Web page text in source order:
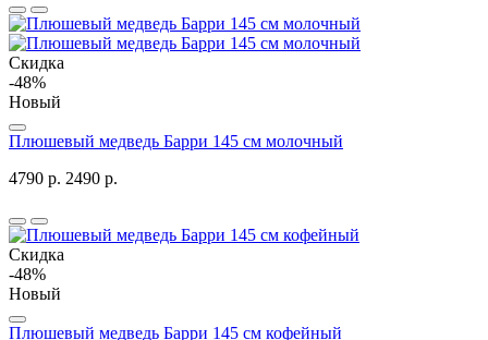
Скидка
-48%
Новый
Плюшевый медведь Барри 145 см молочный
4790 р. 2490 р.
Скидка
-48%
Новый
Плюшевый медведь Барри 145 см кофейный